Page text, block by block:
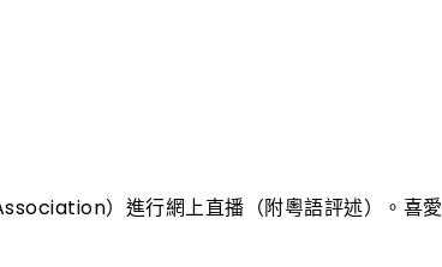
）進行網上直播（附粵語評述）。喜愛